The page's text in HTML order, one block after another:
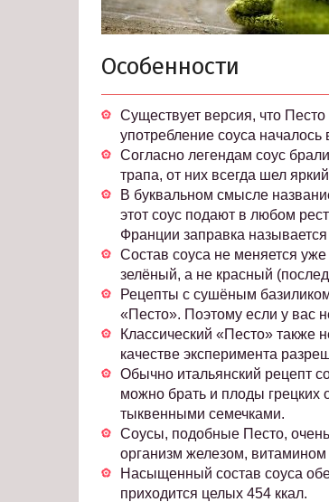
Особенности
Существует версия, что
употребление соуса
Согласно легендам соус
трапа, от них всегда шел
В буквальном смысле
этот соус подают в любом
Франции заправка
Состав соуса не меняется
зелёный, а не красный
Рецепты с сушёным
«Песто». Поэтому если у вас
Классический «Песто» также
качестве эксперимента
Обычно итальянский рецепт
можно брать и плоды грецких
тыквенными семечками.
Соусы, подобные Песто,
организм железом,
Насыщенный состав соуса
приходится целых 454 ккал.